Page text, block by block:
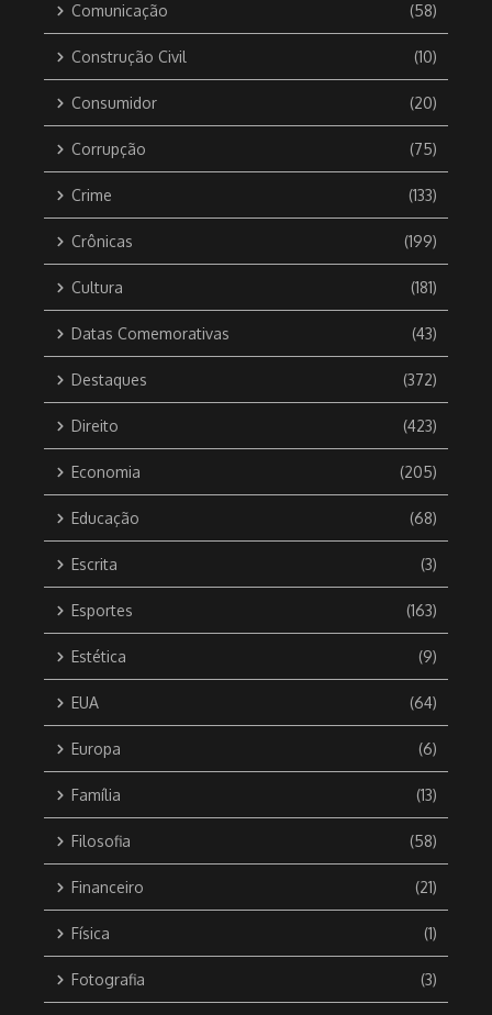
Comunicação (58)
Construção Civil (10)
Consumidor (20)
Corrupção (75)
Crime (133)
Crônicas (199)
Cultura (181)
Datas Comemorativas (43)
Destaques (372)
Direito (423)
Economia (205)
Educação (68)
Escrita (3)
Esportes (163)
Estética (9)
EUA (64)
Europa (6)
Família (13)
Filosofia (58)
Financeiro (21)
Física (1)
Fotografia (3)